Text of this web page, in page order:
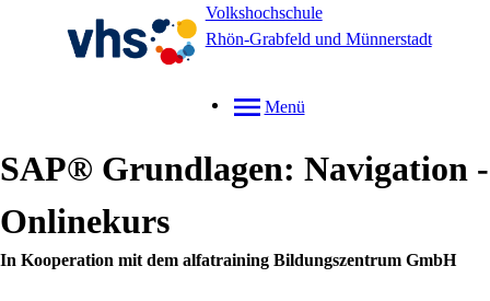
Volkshochschule
Rhön-Grabfeld und Münnerstadt
Menü
SAP® Grundlagen: Navigation -
Onlinekurs
In Kooperation mit dem alfatraining Bildungszentrum GmbH